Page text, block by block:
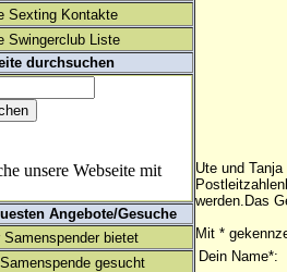
Sexting Kontakte
Swingerclub Liste
durchsuchen
unsere Webseite mit
Angebote/Gesuche
Samenspender bietet
gesucht
Ute und
werden.Das
Mit *
Dein Name*: